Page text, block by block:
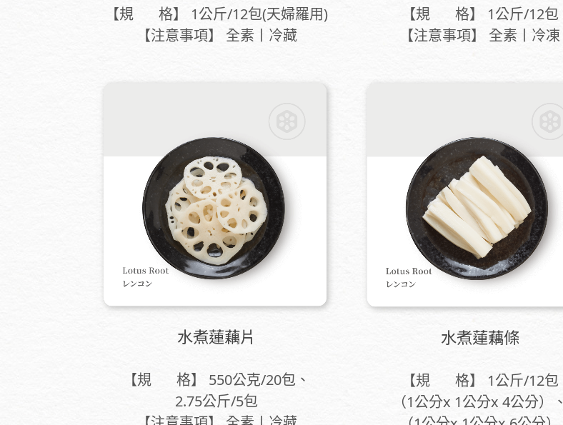
【規 格】 1公斤/12包(天婦羅用)
【注意事項】 全素丨冷藏
【規 格】 1公斤/12包
【注意事項】 全素丨冷凍
水煮蓮藕片
【規 格】 550公克/20包、
2.75公斤/5包
水煮蓮藕條
【規 格】 1公斤/12包
（1公分x 1公分x 4公分）、